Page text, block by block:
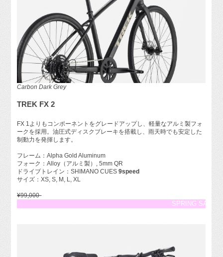
Carbon Dark Grey
TREK FX 2
FX 1よりもコンポーネントをグレードアップし、軽量なアルミ製フォ
ークを採用。油圧式ディスクブレーキを搭載し、雨天時でも安定した
制動力を発揮します。
フレーム：Alpha Gold Aluminum
フォーク：Alloy（アルミ製）, 5mm QR
ドライブトレイン：SHIMANO CUES9speed
サイズ：XS, S, M, L, XL
¥99,000-
SPRING SALE 5%OFF!!